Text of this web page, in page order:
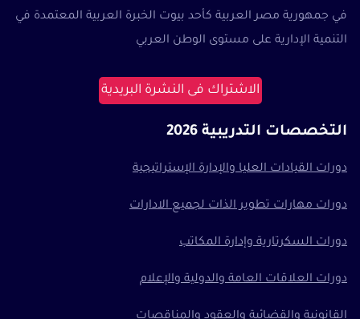
في جمهورية مصر العربية كأحد بيوت الخبرة العربية المعتمدة في
التنمية الإدارية على مستوى الوطن العربي
الاشتراك فى النشرة البريدية
التخصصات التدريبية 2026
دورات القيادات العليا والإدارة الإستراتيجية
دورات مهارات تطوير الذات لجميع الادارات
دورات السكرتارية وإدارة المكاتب
دورات العلاقات العامة والدولية والإعلام
القانونية والقضائية والعقود والمناقصات